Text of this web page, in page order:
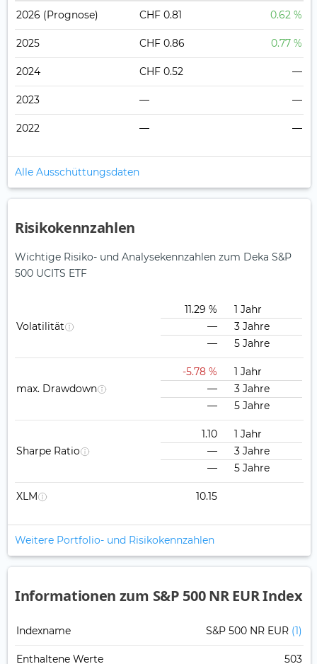
2026 (Prognose) CHF 0.81 0.62 %
2025 CHF 0.86 0.77 %
2024 CHF 0.52 —
2023 — —
2022 — —
Alle Ausschüttungsdaten
Risikokennzahlen
Wichtige Risiko- und Analysekennzahlen zum Deka S&P
500 UCITS ETF
Volatilität
11.29 %
1 Jahr
—
3 Jahre
—
5 Jahre
max. Drawdown
-5.78 %
1 Jahr
—
3 Jahre
—
5 Jahre
Sharpe Ratio
1.10
1 Jahr
—
3 Jahre
—
5 Jahre
XLM 10.15
Weitere Portfolio- und Risikokennzahlen
Informationen zum S&P 500 NR EUR Index
Indexname S&P 500 NR EUR (1)
Enthaltene Werte 503